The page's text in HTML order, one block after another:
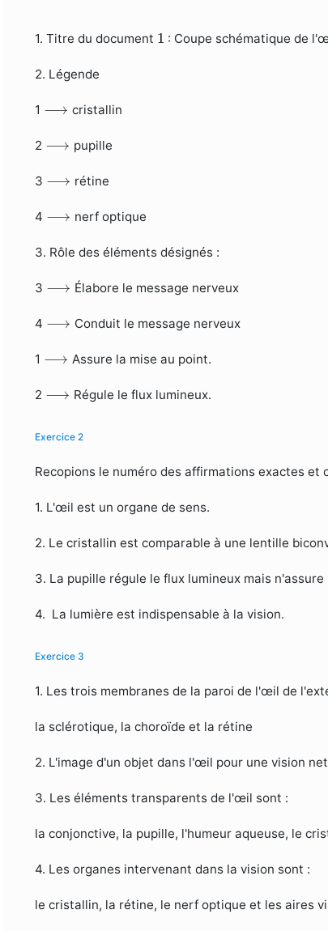
1. Titre du document 1
1 : Coupe schématique de
2. Légende
1 ⟶
⟶ cristallin
2 ⟶
⟶ pupille
3 ⟶
⟶ rétine
4 ⟶
⟶ nerf optique
3. Rôle des éléments désignés :
3 ⟶
⟶ Élabore le message nerveux
4 ⟶
⟶ Conduit le message nerveux
1 ⟶
⟶ Assure la mise au point.
2 ⟶
⟶ Régule le flux lumineux.
Exercice 2
Recopions le numéro des affirmations exactes et
1. L'œil est un organe de sens.
2. Le cristallin est comparable à une lentille
3. La pupille régule le flux lumineux mais
4. La lumière est indispensable à la vision.
Exercice 3
1. Les trois membranes de la paroi de l'œil de
la sclérotique, la choroïde et la rétine
2. L'image d'un objet dans l'œil pour une vision
3. Les éléments transparents de l'œil sont :
la conjonctive, la pupille, l'humeur aqueuse, le
4. Les organes intervenant dans la vision sont :
le cristallin, la rétine, le nerf optique et les aires